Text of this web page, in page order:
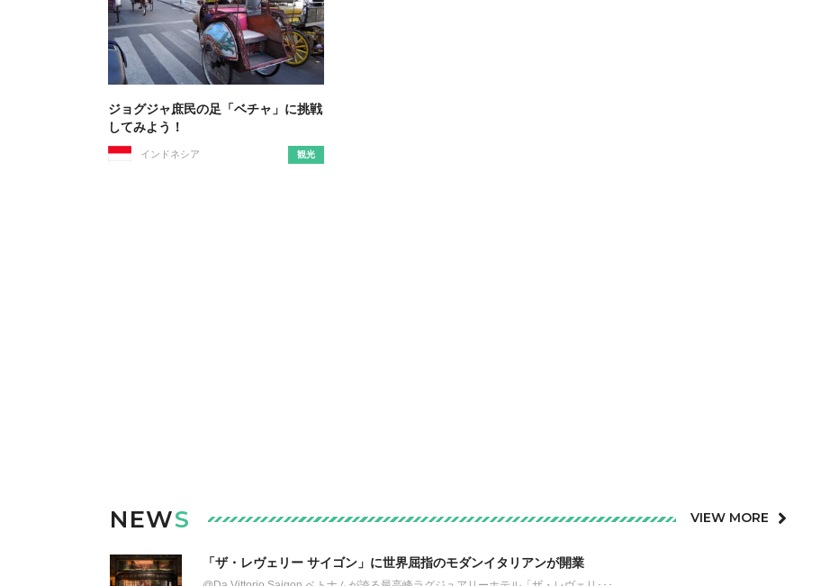
ジョグジャ庶民の足「ベチャ」に挑戦
してみよう！
インドネシア 観光
NEWS VIEW MORE
「ザ・レヴェリー サイゴン」に世界屈指のモダンイタリアンが開業